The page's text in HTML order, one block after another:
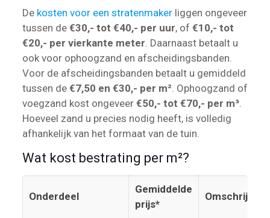
De kosten voor een stratenmakerliggen ongeveer
tussen de €30,- tot €40,- per uur, of €10,- tot
€20,- per vierkante meter. Daarnaast betaalt u
ook voor ophoogzand en afscheidingsbanden.
Voor de afscheidingsbanden betaalt u gemiddeld
tussen de €7,50 en €30,- per m². Ophoogzand of
voegzand kost ongeveer €50,- tot €70,- per m³.
Hoeveel zand u precies nodig heeft, is volledig
afhankelijk van het formaat van de tuin.
Wat kost bestrating per m²?
Onderdeel
Gemiddelde
prijs*
Omschrijving